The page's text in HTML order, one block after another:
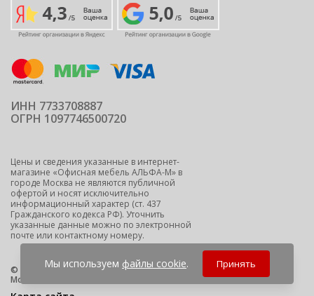
ИНН 7733708887
ОГРН 1097746500720
Цены и сведения указанные в интернет-
магазине «Офисная мебель АЛЬФА-М» в
городе Москва не являются публичной
офертой и носят исключительно
информационный характер (ст. 437
Гражданского кодекса РФ). Уточнить
указанные данные можно по электронной
почте или контактному номеру.
© 2009-2026 ООО "Офисная мебель АЛЬФА-М" - офисная мебель
Москва
Мы используем файлы cookie. Принять